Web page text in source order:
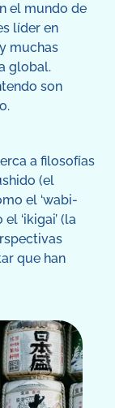
el mundo de
líder en
muchas
global.
son
a filosofías
(el
el ‘wabi-
‘ikigai’ (la
que han